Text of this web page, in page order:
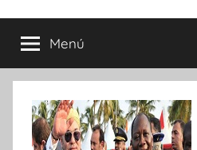
Sahara
Noticias
Menú